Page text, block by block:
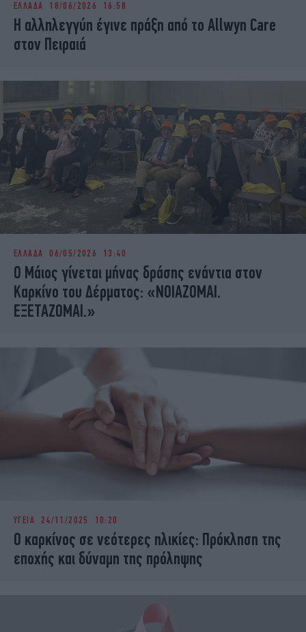
iBOOKS
OSCARS
THE OCEAN
MEDIA
NEWSLETTER
ΕΛΛΑΔΑ 18/06/2026 16:58
Η αλληλεγγύη έγινε πράξη από το Allwyn Care
στον Πειραιά
ΕΛΛΑΔΑ 06/05/2026 13:40
Ο Μάιος γίνεται μήνας δράσης ενάντια στον
Καρκίνο του Δέρματος: «ΝΟΙΑΖΟΜΑΙ.
ΕΞΕΤΑΖΟΜΑΙ.»
ΥΓΕΙΑ 24/11/2025 10:20
Ο καρκίνος σε νεότερες ηλικίες: Πρόκληση της
εποχής και δύναμη της πρόληψης